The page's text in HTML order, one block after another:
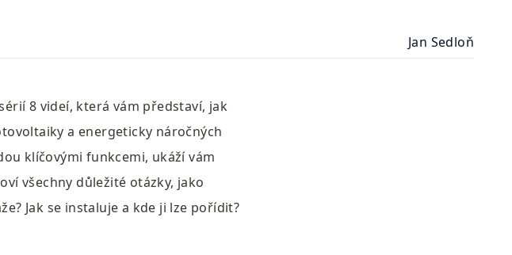
Jan Sedloň
8 videí, která vám představí, jak
a energeticky náročných
klíčovými funkcemi, ukáží vám
všechny důležité otázky, jako
Jak se instaluje a kde ji lze pořídit?